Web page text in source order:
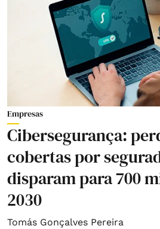
Empresas
Cibersegurança:
cobertas por
disparam para 700
2030
Tomás Gonçalves Pereira